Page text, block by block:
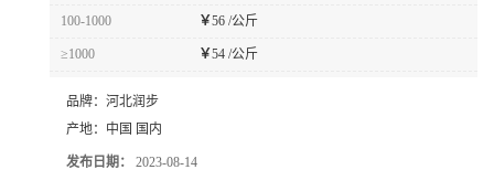
100-1000 ￥56 /公斤
≥1000 ￥54 /公斤
品牌： 河北润步
产地： 中国 国内
发布日期： 2023-08-14